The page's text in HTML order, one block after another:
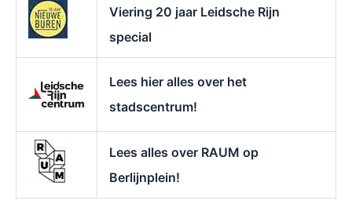
Viering 20 jaar Leidsche Rijn
special
Lees hier alles over het
stadscentrum!
Lees alles over RAUM op
Berlijnplein!